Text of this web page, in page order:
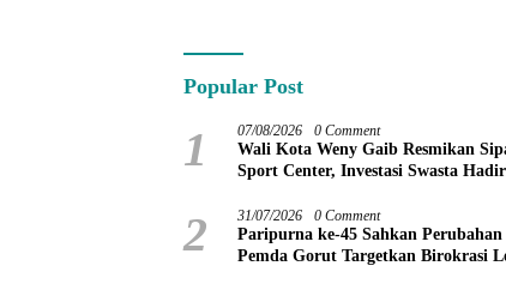
Popular Post
1 07/08/2026 0 Comment
Wali Kota Weny Gaib Resmikan
Sport Center, Investasi Swasta
2 31/07/2026 0 Comment
Paripurna ke-45 Sahkan
Pemda Gorut Targetkan Birokrasi